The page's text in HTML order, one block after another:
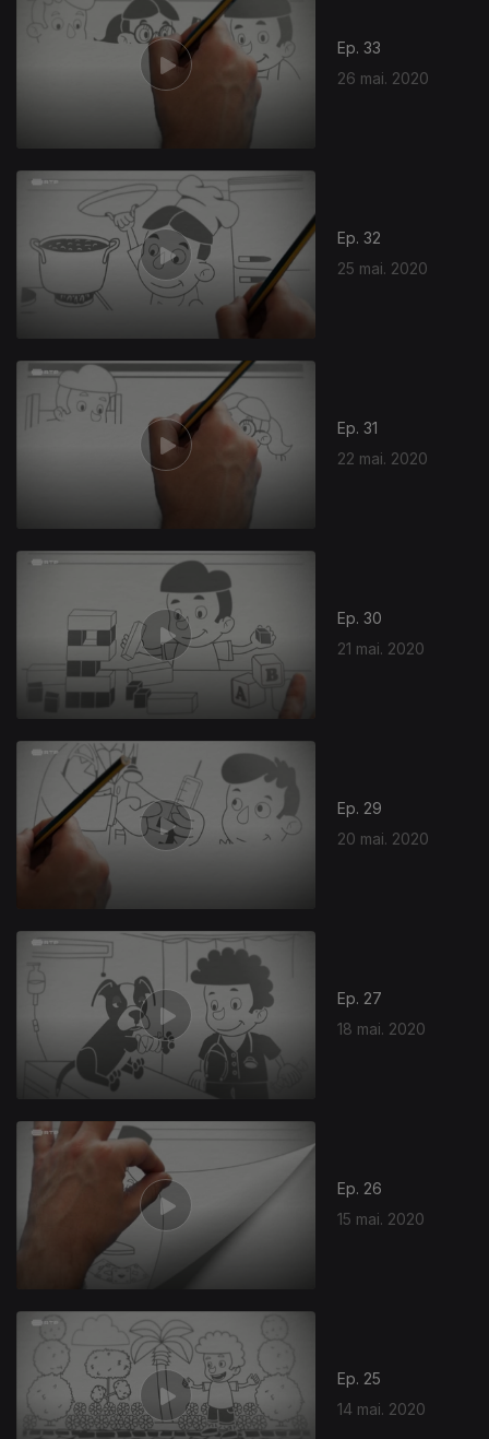
Ep. 33
26 mai. 2020
Ep. 32
25 mai. 2020
Ep. 31
22 mai. 2020
473933
Ep. 30
21 mai. 2020
Ep. 29
20 mai. 2020
Ep. 27
18 mai. 2020
Ep. 26
15 mai. 2020
Ep. 25
14 mai. 2020